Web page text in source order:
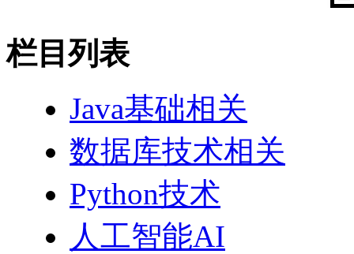
栏目列表
Java基础相关
数据库技术相关
Python技术
人工智能AI